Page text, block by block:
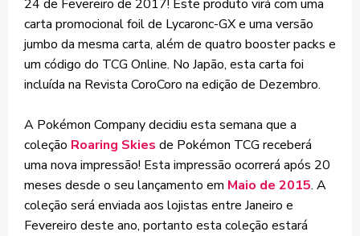
24 de Fevereiro de 2017! Este produto virá com uma
carta promocional foil de Lycaronc-GX e uma versão
jumbo da mesma carta, além de quatro booster packs e
um código do TCG Online. No Japão, esta carta foi
incluída na Revista CoroCoro na edição de Dezembro.
A Pokémon Company decidiu esta semana que a
coleção Roaring Skies de Pokémon TCG receberá
uma nova impressão! Esta impressão ocorrerá após 20
meses desde o seu lançamento em Maio de 2015. A
coleção será enviada aos lojistas entre Janeiro e
Fevereiro deste ano, portanto esta coleção estará